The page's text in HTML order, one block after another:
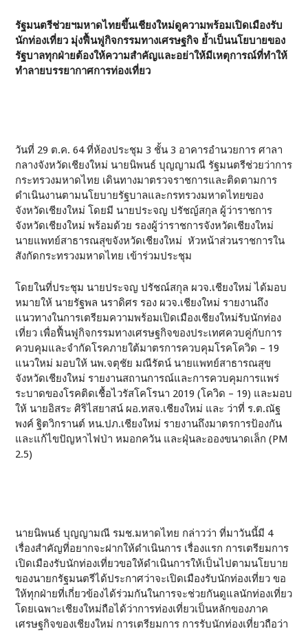
รัฐมนตรีช่วยฯมหาดไทยขึ้นเชียงใหม่ดูความพร้อมเปิดเมืองรับ
นักท่องเที่ยว มุ่งฟื้นฟูกิจกรรมทางเศรษฐกิจ ย้ำเป็นนโยบายของ
รัฐบาลทุกฝ่ายต้องให้ความสำคัญและอย่าให้มีเหตุการณ์ที่ทำให้
ทำลายบรรยากาศการท่องเที่ยว
วันที่ 29 ต.ค. 64 ที่ห้องประชุม 3 ชั้น 3 อาคารอำนวยการ ศาลา
กลางจังหวัดเชียงใหม่ นายนิพนธ์ บุญญามณี รัฐมนตรีช่วยว่าการ
กระทรวงมหาดไทย เดินทางมาตรวจราชการและติดตามการ
ดำเนินงานตามนโยบายรัฐบาลและกรทรวงมหาดไทยของ
จังหวัดเชียงใหม่ โดยมี นายประจญ ปรัชญ์สกุล ผู้ว่าราชการ
จังหวัดเชียงใหม่ พร้อมด้วย รองผู้ว่าราชการจังหวัดเชียงใหม่
นายแพทย์สาธารณสุขจังหวัดเชียงใหม่ หัวหน้าส่วนราชการใน
สังกัดกระทรวงมหาดไทย เข้าร่วมประชุม
โดยในที่ประชุม นายประจญ ปรัชณ์สกุล ผวจ.เชียงใหม่ ได้มอบ
หมายให้ นายรัฐพล นราดิศร รอง ผวจ.เชียงใหม่ รายงานถึง
แนวทางในการเตรียมความพร้อมเปิดเมืองเชียงใหม่รับนักท่อง
เที่ยว เพื่อฟื้นฟูกิจกรรมทางเศรษฐกิจของประเทศควบคู่กับการ
ควบคุมและจำกัดโรคภายใต้มาตรการควบคุมโรคโควิด – 19
แนวใหม่ มอบให้ นพ.จตุชัย มณีรัตน์ นายแพทย์สาธารณสุข
จังหวัดเชียงใหม่ รายงานสถานการณ์และการควบคุมการแพร่
ระบาดของโรคติดเชื้อไวรัสโคโรนา 2019 (โควิด – 19) และมอบ
ให้ นายอิสระ ศิริไสยาสน์ ผอ.ทสจ.เชียงใหม่ และ ว่าที่ ร.ต.ณัฐ
พงค์ ฐิตวิกรานต์ หน.ปภ.เชียงใหม่ รายงานถึงมาตรการป้องกัน
และแก้ไขปัญหาไฟป่า หมอกควัน และฝุ่นละอองขนาดเล็ก (PM
2.5)
นายนิพนธ์ บุญญามณี รมช.มหาดไทย กล่าวว่า ที่มาวันนี้มี 4
เรื่องสำคัญที่อยากจะฝากให้ดำเนินการ เรื่องแรก การเตรียมการ
เปิดเมืองรับนักท่องเที่ยวขอให้ดำเนินการให้เป็นไปตามนโยบาย
ของนายกรัฐมนตรีได้ประกาศว่าจะเปิดเมืองรับนักท่องเที่ยว ขอ
ให้ทุกฝ่ายที่เกี่ยวข้องได้ร่วมกันในการจะช่วยกันดูแลนักท่องเที่ยว
โดยเฉพาะเชียงใหม่ถือได้ว่าการท่องเที่ยวเป็นหลักของภาค
เศรษฐกิจของเชียงใหม่ การเตรียมการ การรับนักท่องเที่ยวถือว่า